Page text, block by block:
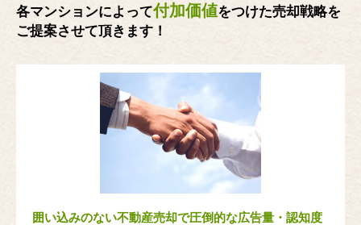
各マンションによって付加価値をつけた売却戦略を
ご提案させて頂きます！
囲い込みのない不動産売却で圧倒的な広告量・認知度